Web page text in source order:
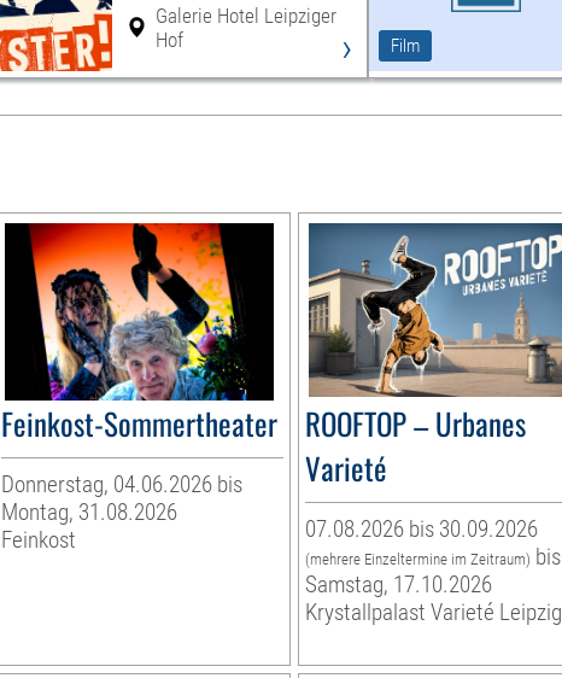
Galerie Hotel Leipziger
Hof
› Film
Feinkost-Sommertheater
Donnerstag, 04.06.2026 bis
Montag, 31.08.2026
Feinkost
ROOFTOP – Urbanes
Varieté
07.08.2026 bis 30.09.2026
(mehrere Einzeltermine im Zeitraum) bis
Samstag, 17.10.2026
Krystallpalast Varieté Leipzig